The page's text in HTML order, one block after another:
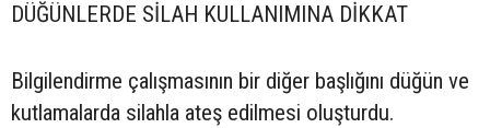
DÜĞÜNLERDE SİLAH KULLANIMINA DİKKAT
Bilgilendirme çalışmasının bir diğer başlığını düğün ve
kutlamalarda silahla ateş edilmesi oluşturdu.